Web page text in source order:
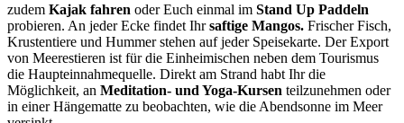
zudem Kajak fahren oder Euch einmal im Stand Up Paddeln
probieren. An jeder Ecke findet Ihrsaftige Mangos. Frischer Fisch,
Krustentiere und Hummer stehen auf jeder Speisekarte. Der Export
von Meerestieren ist für die Einheimischen neben dem Tourismus
die Haupteinnahmequelle. Direkt am Strand habt Ihr die
Möglichkeit, an Meditation- und Yoga-Kursen teilzunehmen oder
in einer Hängematte zu beobachten, wie die Abendsonne im Meer